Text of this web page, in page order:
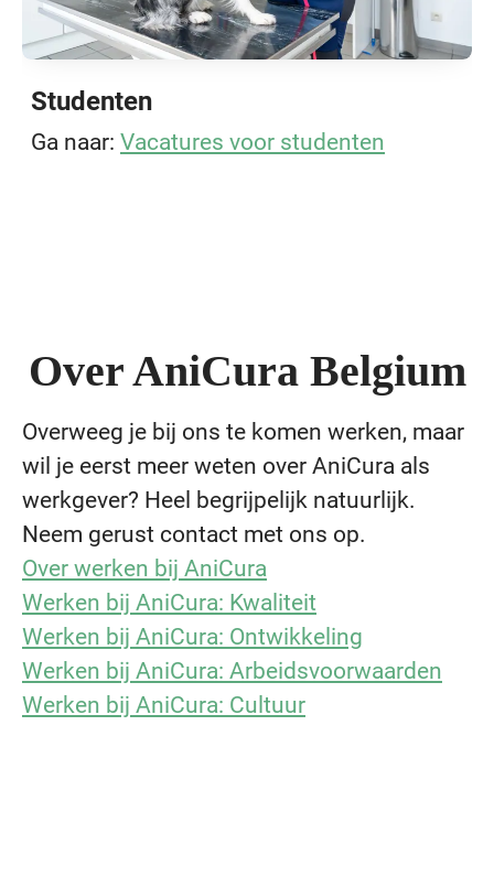
Studenten
Ga naar: Vacatures voor studenten
Over AniCura Belgium
Overweeg je bij ons te komen werken, maar
wil je eerst meer weten over AniCura als
werkgever? Heel begrijpelijk natuurlijk.
Neem gerust contact met ons op.
Over werken bij AniCura
Werken bij AniCura: Kwaliteit
Werken bij AniCura: Ontwikkeling
Werken bij AniCura: Arbeidsvoorwaarden
Werken bij AniCura: Cultuur